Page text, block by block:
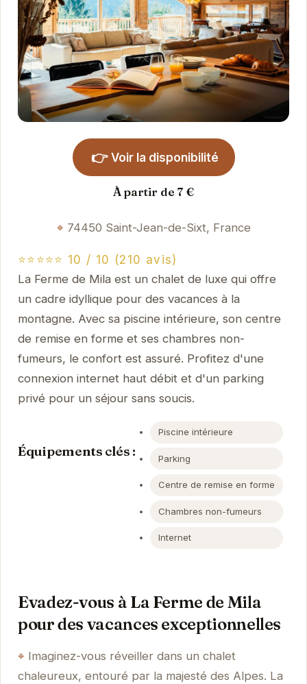
👉 Voir la disponibilité
À partir de 7 €
74450 Saint-Jean-de-Sixt, France
⭐⭐⭐⭐⭐ 10 / 10 (210 avis)
La Ferme de Mila est un chalet de luxe qui offre
un cadre idyllique pour des vacances à la
montagne. Avec sa piscine intérieure, son centre
de remise en forme et ses chambres non-
fumeurs, le confort est assuré. Profitez d'une
connexion internet haut débit et d'un parking
privé pour un séjour sans soucis.
Équipements clés :
Piscine intérieure
Parking
Centre de remise en forme
Chambres non-fumeurs
Internet
Evadez-vous à La Ferme de Mila
pour des vacances exceptionnelles
Imaginez-vous réveiller dans un chalet
chaleureux, entouré par la majesté des Alpes. La